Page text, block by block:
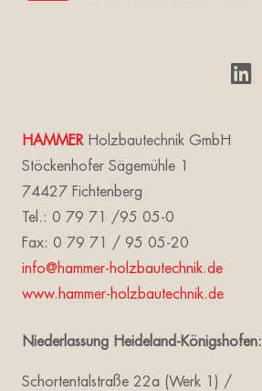
HAMMERHolzbautechnik GmbH
Stöckenhofer Sägemühle 1
74427 Fichtenberg
Tel.: 0 79 71 /95 05-0
Fax: 0 79 71 / 95 05-20
info@hammer-holzbautechnik.de
www.hammer-holzbautechnik.de
Niederlassung Heideland-Königshofen:
Schortentalstraße 22a (Werk 1) /